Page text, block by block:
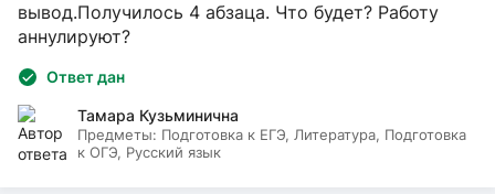
вывод.Получилось 4 абзаца. Что будет? Работу
аннулируют?
Ответ дан
Тамара Кузьминична
Предметы: Подготовка к ЕГЭ, Литература, Подготовка
к ОГЭ, Русский язык